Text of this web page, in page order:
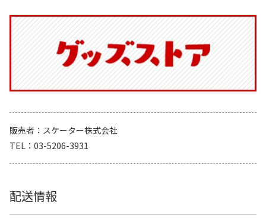
販売者
スケーター株式会社
TEL
03-5206-3931
配送情報